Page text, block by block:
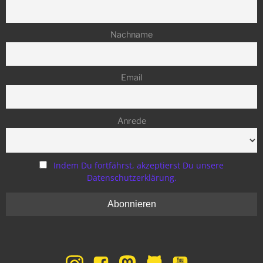
Nachname
Email
Anrede
Indem Du fortfährst, akzeptierst Du unsere
Datenschutzerklärung.